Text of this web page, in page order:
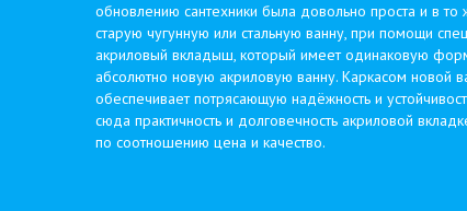
обновлению сантехники была довольно проста и в
старую чугунную или стальную ванну, при помощи
акриловый вкладыш, который имеет одинаковую
абсолютно новую акриловую ванну. Каркасом новой
обеспечивает потрясающую надёжность и
сюда практичность и долговечность акриловой
по соотношению цена и качество.